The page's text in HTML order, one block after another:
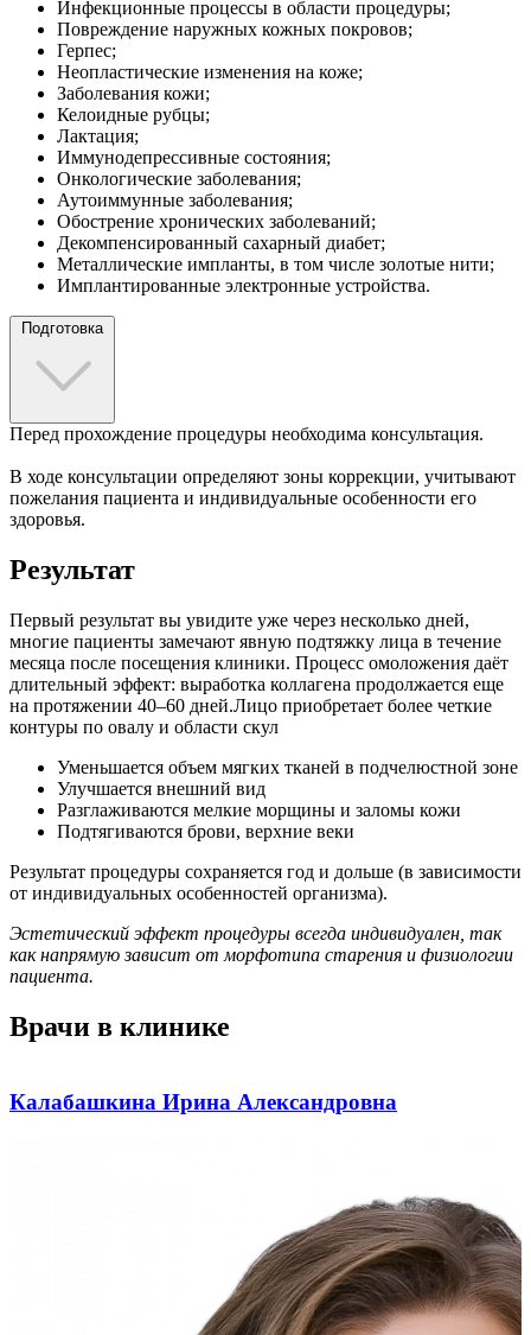
Инфекционные процессы в области процедуры;
Повреждение наружных кожных покровов;
Герпес;
Неопластические изменения на коже;
Заболевания кожи;
Келоидные рубцы;
Лактация;
Иммунодепрессивные состояния;
Онкологические заболевания;
Аутоиммунные заболевания;
Обострение хронических заболеваний;
Декомпенсированный сахарный диабет;
Металлические импланты, в том числе золотые нити;
Имплантированные электронные устройства.
Подготовка
Перед прохождение процедуры необходима консультация.
В ходе консультации определяют зоны коррекции, учитывают
пожелания пациента и индивидуальные особенности его
здоровья.
Результат
Первый результат вы увидите уже через несколько дней,
многие пациенты замечают явную подтяжку лица в течение
месяца после посещения клиники. Процесс омоложения даёт
длительный эффект: выработка коллагена продолжается еще
на протяжении 40–60 дней.Лицо приобретает более четкие
контуры по овалу и области скул
Уменьшается объем мягких тканей в подчелюстной зоне
Улучшается внешний вид
Разглаживаются мелкие морщины и заломы кожи
Подтягиваются брови, верхние веки
Результат процедуры сохраняется год и дольше (в зависимости
от индивидуальных особенностей организма).
Эстетический эффект процедуры всегда индивидуален, так
как напрямую зависит от морфотипа старения и физиологии
пациента.
Врачи в клинике
Калабашкина Ирина Александровна